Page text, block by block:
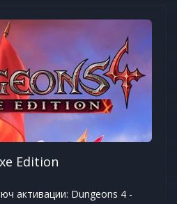
Edition
активации: Dungeons 4 -